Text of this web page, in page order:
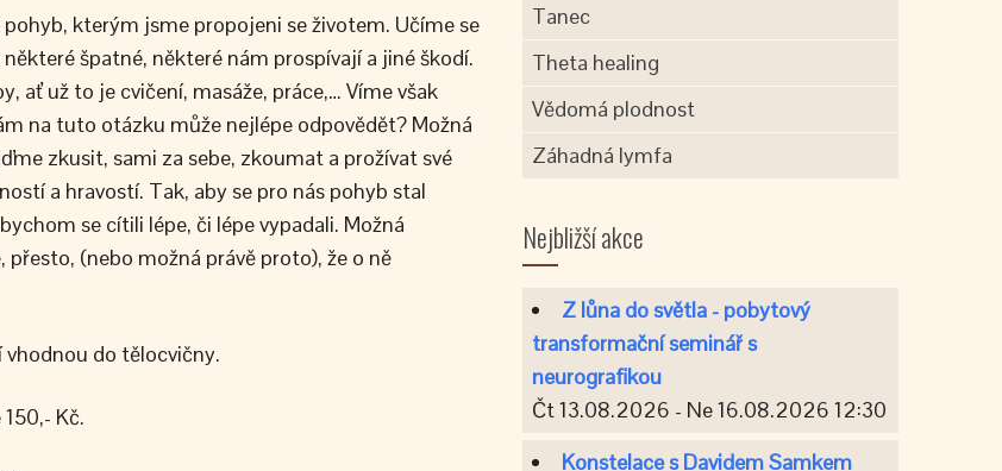
kterým jsme propojeni se životem. Učíme se
špatné, některé nám prospívají a jiné škodí.
ať už to je cvičení, masáže, práce,… Víme však
na tuto otázku může nejlépe odpovědět? Možná
zkusit, sami za sebe, zkoumat a prožívat své
a hravostí. Tak, aby se pro nás pohyb stal
se cítili lépe, či lépe vypadali. Možná
(nebo možná právě proto), že o ně
do tělocvičny.
Kč.
Tanec
Theta healing
Vědomá plodnost
Záhadná lymfa
Nejbližší akce
Z lůna do světla - pobytový
transformační seminář s
neurografikou
Čt 13.08.2026 - Ne 16.08.2026 12:30
Konstelace s Davidem Samkem